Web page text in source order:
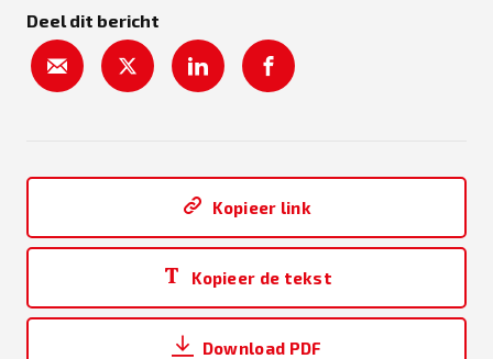
Deel dit bericht
Kopieer link
Kopieer de tekst
Download PDF